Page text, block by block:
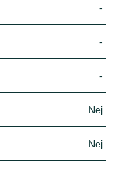
-
-
-
Nej
Nej